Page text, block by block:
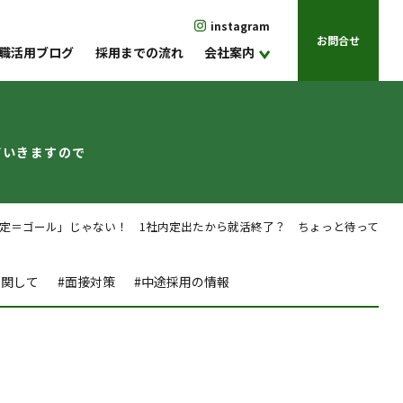
instagram
活用ブログ 採用までの流れ 会社案内
お問合せ
きますので
ール」じゃない！ 1社内定出たから就活終了？ ちょっと待って
して #面接対策 #中途採用の情報